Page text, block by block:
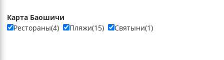
Карта Баошичи
Рестораны(4)
Пляжи(15) Святыни(1)